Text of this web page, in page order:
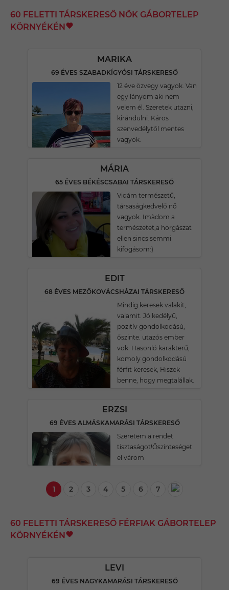
60 FELETTI TÁRSKERESŐ NŐK GÁBORTELEP
KÖRNYÉKÉN
MARIKA
69 ÉVES SZABADKÍGYÓSI TÁRSKERESŐ
12 éve özvegy vagyok. Van
egy lányom aki nem
velem él. Szeretek utazni,
kirándulni. Káros
szenvedélytől mentes
vagyok.
MÁRIA
65 ÉVES BÉKÉSCSABAI TÁRSKERESŐ
Vidám természetű,
társaságkedvelő nő
vagyok. Imàdom a
természetet,a horgászat
ellen sincs semmi
kifogásom:)
EDIT
68 ÉVES MEZŐKOVÁCSHÁZAI TÁRSKERESŐ
Mindig keresek valakit,
valamit. Jó kedélyű,
pozitív gondolkodású,
őszinte. utazós ember
vok. Hasonló karakterű,
komoly gondolkodású
férfit keresek, Hiszek
benne, hogy megtalállak.
ERZSI
69 ÉVES ALMÁSKAMARÁSI TÁRSKERESŐ
Szeretem a rendet
tisztaságot!Őszinteséget
el várom
1 2 3 4 5 6 7
60 FELETTI TÁRSKERESŐ FÉRFIAK GÁBORTELEP
KÖRNYÉKÉN
LEVI
69 ÉVES NAGYKAMARÁSI TÁRSKERESŐ